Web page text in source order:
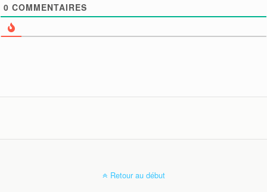
0 COMMENTAIRES
Retour au début